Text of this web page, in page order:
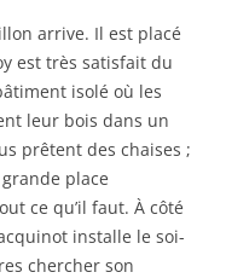
arrive. Il est placé
est très satisfait du
isolé où les
leur bois dans un
prêtent des chaises ;
place
ce qu’il faut. À côté
installe le soi-
chercher son